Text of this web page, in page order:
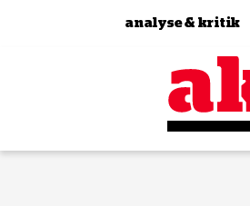
Zum Inhalt springen
analyse & kritik